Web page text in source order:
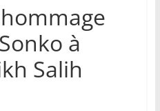
à
Salih